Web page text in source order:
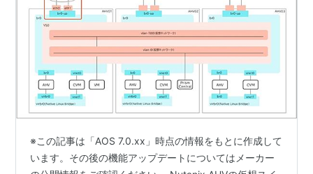
※この記事は「AOS 7.0.xx」時点の情報をもとに作成して
います。その後の機能アップデートについてはメーカー